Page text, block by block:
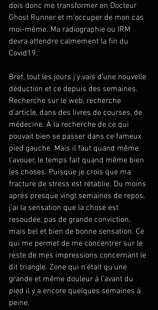
dois donc me transformer en Docteur
Ghost Runner et m'occuper de mon cas
moi-même. Ma radiographie ou IRM
devra attendre calmement la fin du
Covid19.
Bref, tout les jours j'y vais d'une nouvelle
déduction et ce depuis des semaines.
Recherche sur le web, recherche
d'article, dans des livres de courses, de
médecine. À la recherche de ce qui
pouvait bien se passer dans ce fameux
pied gauche. Mais il faut quand même
l'avouer, le temps fait quand même bien
les choses. Puisque je crois que ma
fracture de stress est rétablie. Du moins
après presque vingt semaines de repos,
j'ai la sensation que la chose est
resoudée, pas de grande conviction,
mais bel et bien de bonne sensation. Ce
qui me permet de me concentrer sur le
reste de mes impressions concernant le
dit triangle. Zone qui n'était qu'une
grande et même douleur à l'avant du
pied il y a encore quelques semaines à
peine.